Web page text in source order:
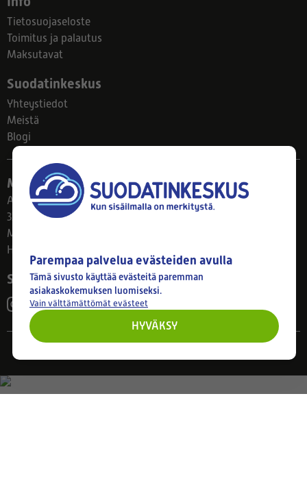
Tietosuojaseloste
Toimitus ja palautus
Maksutavat
Suodatinkeskus
Yhteystiedot
Meistä
Blogi
Myymälä
Ahlmanintie 61
33800 Tampere
Ma–Pe 8–17
Huom! Myymälän poikkeusaukiolot: 27.7.-21.8. klo 8-16
Seuraa meitä
Parempaa palvelua evästeiden avulla
Tämä sivusto käyttää evästeitä paremman
asiakaskokemuksen luomiseksi.
Vain välttämättömät evästeet
HYVÄKSY